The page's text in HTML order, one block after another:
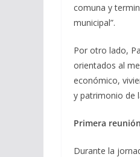
comuna y
municipal”.
Por otro lado,
orientados al
económico,
y patrimonio de
Primera reunión
Durante la